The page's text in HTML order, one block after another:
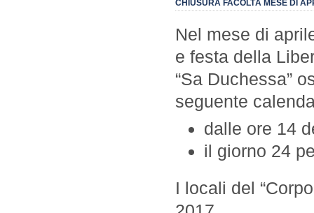
CHIUSURA FACOLTÀ MESE DI
Nel mese di
e festa della
“Sa Duchessa”
seguente
dalle ore 14
il giorno 24
I locali del